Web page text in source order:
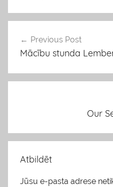
,
e
d
Ziņu
izvēlne
Previous Post
Mācību stunda
Our
Atbildēt
Jūsu e-pasta adrese